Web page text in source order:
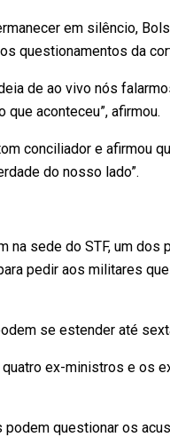
em silêncio,
questionamentos da
de ao vivo nós
aconteceu”, afirmou.
conciliador e afirmou
do nosso lado”.
na sede do STF, um
pedir aos militares
se estender até
ex-ministros e os
podem questionar os